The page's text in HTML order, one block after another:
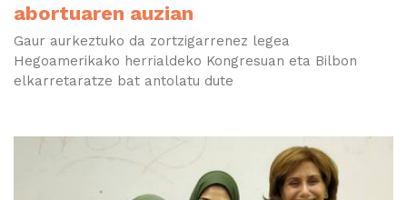
abortuaren auzian
Gaur aurkeztuko da zortzigarrenez legea
Hegoamerikako herrialdeko Kongresuan eta Bilbon
elkarretaratze bat antolatu dute